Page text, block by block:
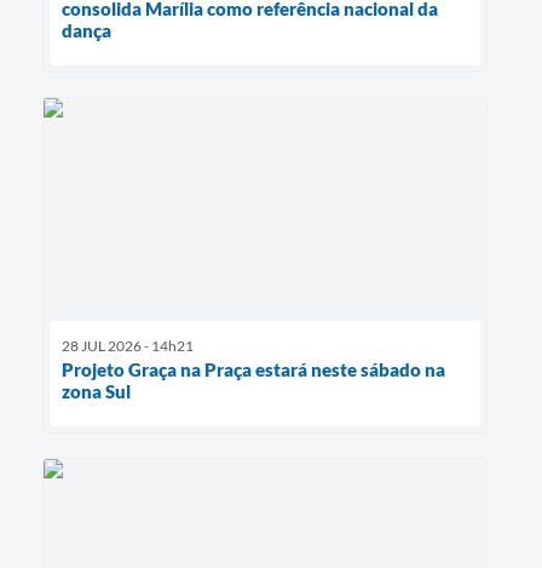
consolida Marília como referência nacional da
dança
28 JUL 2026 - 14h21
Projeto Graça na Praça estará neste sábado na
zona Sul